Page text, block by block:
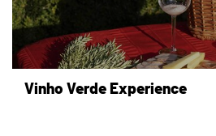
Vinho Verde Experience